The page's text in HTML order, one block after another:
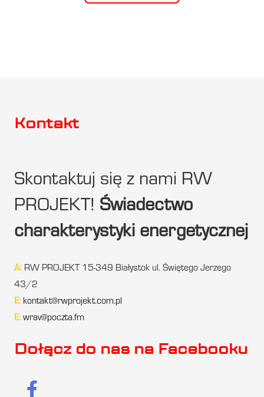
Kontakt
Skontaktuj się z nami RW
PROJEKT! Świadectwo
charakterystyki energetycznej
A: RW PROJEKT 15-349 Białystok ul. Świętego Jerzego
43/2
E: kontakt@rwprojekt.com.pl
E: wrav@poczta.fm
Dołącz do nas na Facebooku